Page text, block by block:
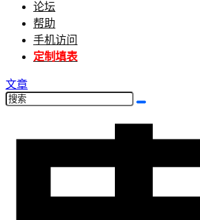
论坛
帮助
手机访问
定制填表
文章